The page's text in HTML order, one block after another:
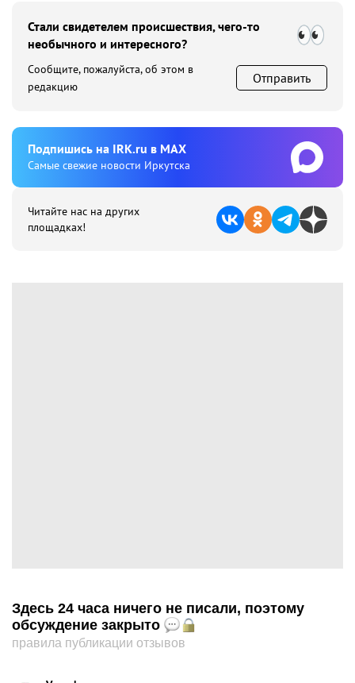
Стали свидетелем происшествия, чего-то
необычного и интересного?
Сообщите, пожалуйста, об этом в
редакцию
Отправить
Подпишиcь на IRK.ru в MAX
Cамые свежие новости Иркутска
Читайте нас на других
площадках!
Здесь 24 часа ничего не писали, поэтому
обсуждение закрыто
правила публикации отзывов